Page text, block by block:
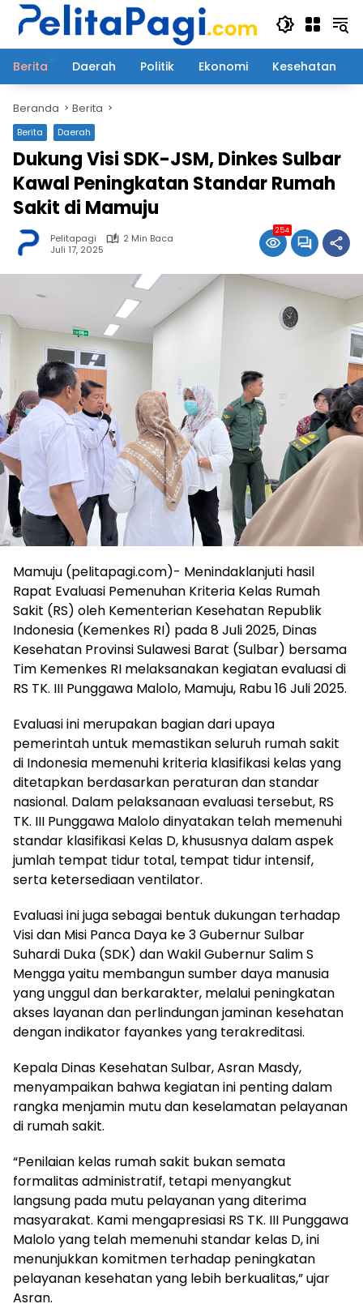
Langsung
Berita
Daerah Politik Ekonomi Kesehatan
Beranda Berita
Berita Daerah
Dukung Visi SDK-JSM, Dinkes Sulbar
Kawal Peningkatan Standar Rumah
Sakit di Mamuju
Pelitapagi
2 Min Baca
Juli 17, 2025
254
Mamuju (pelitapagi.com)- Menindaklanjuti hasil
Rapat Evaluasi Pemenuhan Kriteria Kelas Rumah
Sakit (RS) oleh Kementerian Kesehatan Republik
Indonesia (Kemenkes RI) pada 8 Juli 2025, Dinas
Kesehatan Provinsi Sulawesi Barat (Sulbar) bersama
Tim Kemenkes RI melaksanakan kegiatan evaluasi di
RS TK. III Punggawa Malolo, Mamuju, Rabu 16 Juli 2025.
Evaluasi ini merupakan bagian dari upaya
pemerintah untuk memastikan seluruh rumah sakit
di Indonesia memenuhi kriteria klasifikasi kelas yang
ditetapkan berdasarkan peraturan dan standar
nasional. Dalam pelaksanaan evaluasi tersebut, RS
TK. III Punggawa Malolo dinyatakan telah memenuhi
standar klasifikasi Kelas D, khususnya dalam aspek
jumlah tempat tidur total, tempat tidur intensif,
serta ketersediaan ventilator.
Evaluasi ini juga sebagai bentuk dukungan terhadap
Visi dan Misi Panca Daya ke 3 Gubernur Sulbar
Suhardi Duka (SDK) dan Wakil Gubernur Salim S
Mengga yaitu membangun sumber daya manusia
yang unggul dan berkarakter, melalui peningkatan
akses layanan dan perlindungan jaminan kesehatan
dengan indikator fayankes yang terakreditasi.
Kepala Dinas Kesehatan Sulbar, Asran Masdy,
menyampaikan bahwa kegiatan ini penting dalam
rangka menjamin mutu dan keselamatan pelayanan
di rumah sakit.
“Penilaian kelas rumah sakit bukan semata
formalitas administratif, tetapi menyangkut
langsung pada mutu pelayanan yang diterima
masyarakat. Kami mengapresiasi RS TK. III Punggawa
Malolo yang telah memenuhi standar kelas D, ini
menunjukkan komitmen terhadap peningkatan
pelayanan kesehatan yang lebih berkualitas,” ujar
Asran.